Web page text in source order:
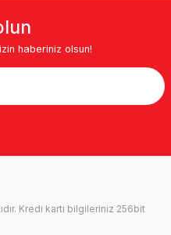
haberiniz olsun!
Kredi kartı bilgileriniz 256bit